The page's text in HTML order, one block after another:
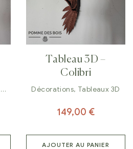
Tableau 3D –
Colibri
Décorations, Tableaux 3D
149,00 €
AJOUTER AU PANIER